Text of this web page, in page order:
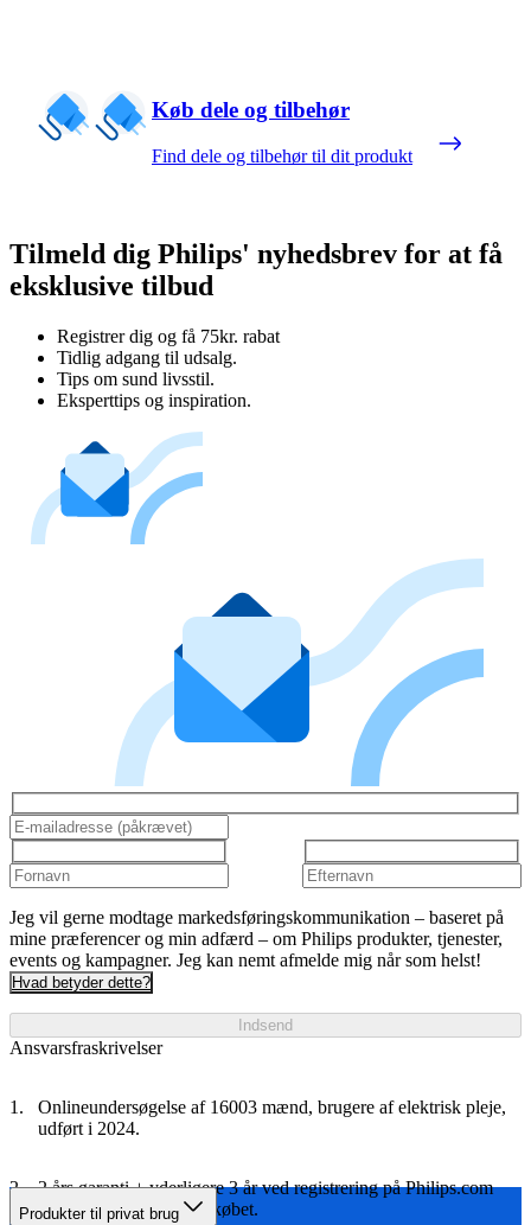
Køb dele og tilbehør
Find dele og tilbehør til dit produkt
Tilmeld dig Philips' nyhedsbrev for at få
eksklusive tilbud
Registrer dig og få 75kr. rabat
Tidlig adgang til udsalg.
Tips om sund livsstil.
Eksperttips og inspiration.
Jeg vil gerne modtage markedsføringskommunikation – baseret på
mine præferencer og min adfærd – om Philips produkter, tjenester,
events og kampagner. Jeg kan nemt afmelde mig når som helst!
Hvad betyder dette?
Indsend
Ansvarsfraskrivelser
Onlineundersøgelse af 16003 mænd, brugere af elektrisk pleje,
udført i 2024.
2 års garanti + yderligere 3 år ved registrering på Philips.com
inden for 90 dage efter købet.​
Produkter til privat brug